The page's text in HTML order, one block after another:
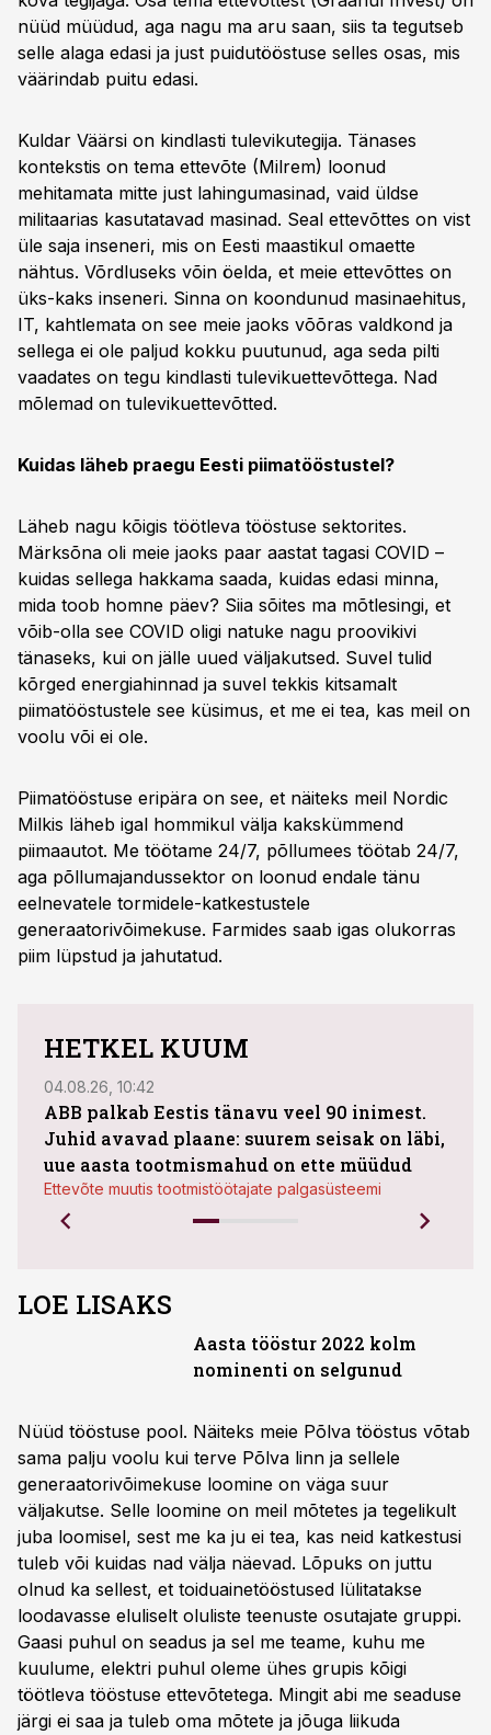
nüüd müüdud, aga nagu ma aru saan, siis ta tegutseb
selle alaga edasi ja just puidutööstuse selles osas, mis
väärindab puitu edasi.
Kuldar Väärsi on kindlasti tulevikutegija. Tänases
kontekstis on tema ettevõte (Milrem) loonud
mehitamata mitte just lahingumasinad, vaid üldse
militaarias kasutatavad masinad. Seal ettevõttes on vist
üle saja inseneri, mis on Eesti maastikul omaette
nähtus. Võrdluseks võin öelda, et meie ettevõttes on
üks-kaks inseneri. Sinna on koondunud masinaehitus,
IT, kahtlemata on see meie jaoks võõras valdkond ja
sellega ei ole paljud kokku puutunud, aga seda pilti
vaadates on tegu kindlasti tulevikuettevõttega. Nad
mõlemad on tulevikuettevõtted.
Kuidas läheb praegu Eesti piimatööstustel?
Läheb nagu kõigis töötleva tööstuse sektorites.
Märksõna oli meie jaoks paar aastat tagasi COVID –
kuidas sellega hakkama saada, kuidas edasi minna,
mida toob homne päev? Siia sõites ma mõtlesingi, et
võib-olla see COVID oligi natuke nagu proovikivi
tänaseks, kui on jälle uued väljakutsed. Suvel tulid
kõrged energiahinnad ja suvel tekkis kitsamalt
piimatööstustele see küsimus, et me ei tea, kas meil on
voolu või ei ole.
Piimatööstuse eripära on see, et näiteks meil Nordic
Milkis läheb igal hommikul välja kakskümmend
piimaautot. Me töötame 24/7, põllumees töötab 24/7,
aga põllumajandussektor on loonud endale tänu
eelnevatele tormidele-katkestustele
generaatorivõimekuse. Farmides saab igas olukorras
piim lüpstud ja jahutatud.
HETKEL KUUM
04.08.26, 10:42
ABB palkab Eestis tänavu veel 90 inimest.
Juhid avavad plaane: suurem seisak on läbi,
uue aasta tootmismahud on ette müüdud
Ettevõte muutis tootmistöötajate palgasüsteemi
LOE LISAKS
Aasta tööstur 2022 kolm
nominenti on selgunud
Nüüd tööstuse pool. Näiteks meie Põlva tööstus võtab
sama palju voolu kui terve Põlva linn ja sellele
generaatorivõimekuse loomine on väga suur
väljakutse. Selle loomine on meil mõtetes ja tegelikult
juba loomisel, sest me ka ju ei tea, kas neid katkestusi
tuleb või kuidas nad välja näevad. Lõpuks on juttu
olnud ka sellest, et toiduainetööstused lülitatakse
loodavasse eluliselt oluliste teenuste osutajate gruppi.
Gaasi puhul on seadus ja sel me teame, kuhu me
kuulume, elektri puhul oleme ühes grupis kõigi
töötleva tööstuse ettevõtetega. Mingit abi me seaduse
järgi ei saa ja tuleb oma mõtete ja jõuga liikuda